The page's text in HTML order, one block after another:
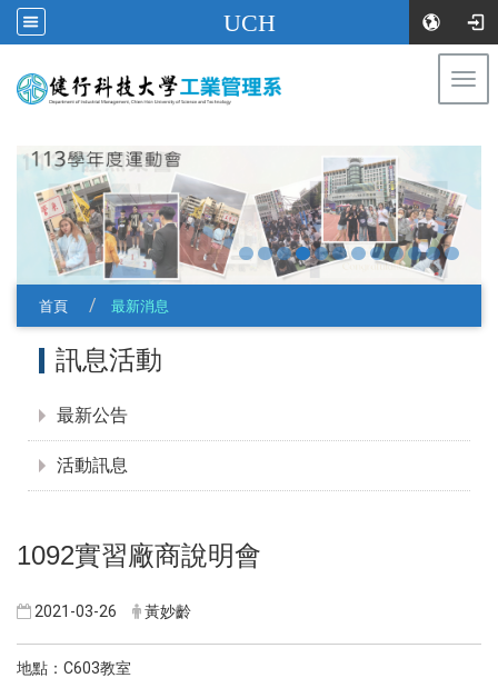
UCH
首頁 最新消息
訊息活動
最新公告
活動訊息
1092實習廠商說明會
2021-03-26 黃妙齡
地點： C603教室